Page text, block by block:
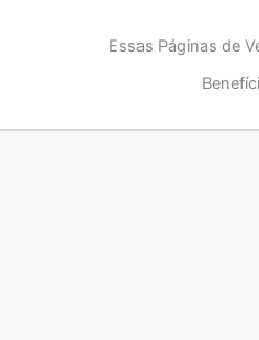
Essas Páginas de